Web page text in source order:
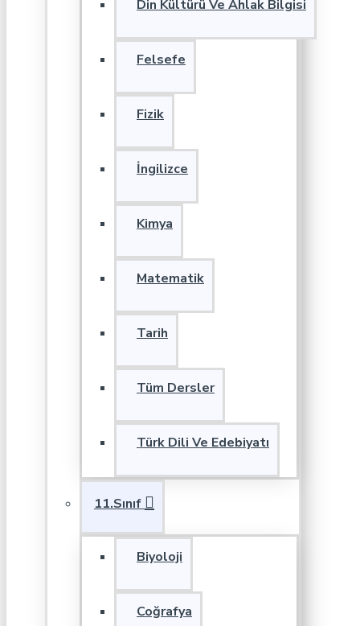
Din Kültürü Ve Ahlak Bilgisi
Felsefe
Fizik
İngilizce
Kimya
Matematik
Tarih
Tüm Dersler
Türk Dili Ve Edebiyatı
11.Sınıf
Biyoloji
Coğrafya